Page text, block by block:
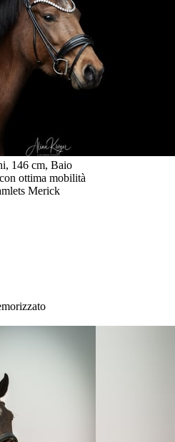
146 cm, Baio
ottima mobilità
Merick